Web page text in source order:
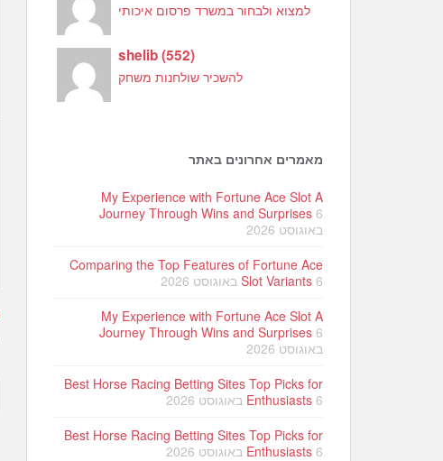
למצוא ולבחור במשרד פרסום איכותי
shelib(552)
להשכיר שולחנות משחק
מאמרים אחרונים באתר
My Experience with Fortune Ace Slot A
Journey Through Wins and Surprises 6
באוגוסט 2026
Comparing the Top Features of Fortune Ace
Slot Variants 6 באוגוסט 2026
My Experience with Fortune Ace Slot A
Journey Through Wins and Surprises 6
באוגוסט 2026
Best Horse Racing Betting Sites Top Picks for
Enthusiasts 6 באוגוסט 2026
Best Horse Racing Betting Sites Top Picks for
Enthusiasts 6 באוגוסט 2026